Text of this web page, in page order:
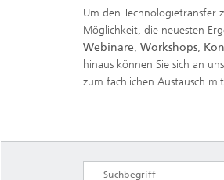
Um den Technologietransfer
Möglichkeit, die neuesten
Webinare, Workshops,
hinaus können Sie sich an
zum fachlichen Austausch